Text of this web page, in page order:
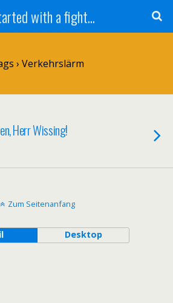
with a fight...
› Verkehrslärm
Herr Wissing!
Zum Seitenanfang
Desktop